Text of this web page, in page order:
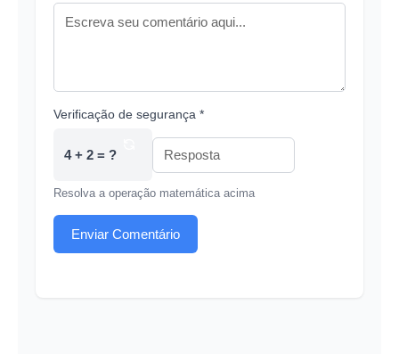
Verificação de segurança *
4 + 2 = ?
Resolva a operação matemática acima
Enviar Comentário